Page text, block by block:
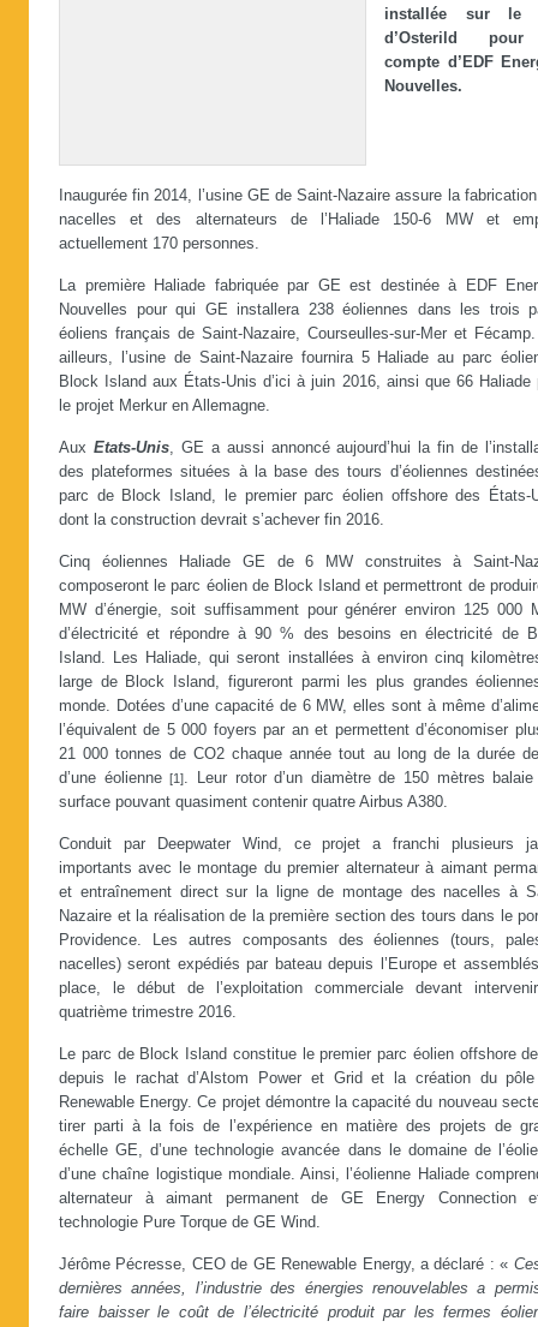
installée sur le
d’Osterild
compte d’EDF
Nouvelles.
Inaugurée fin 2014, l’usine GE de Saint-Nazaire assure la
nacelles et des alternateurs de l’Haliade 150-6 MW et
actuellement 170 personnes.
La première Haliade fabriquée par GE est destinée à EDF
Nouvelles pour qui GE installera 238 éoliennes dans les trois
éoliens français de Saint-Nazaire, Courseulles-sur-Mer et
ailleurs, l’usine de Saint-Nazaire fournira 5 Haliade au parc
Block Island aux États-Unis d’ici à juin 2016, ainsi que 66 Haliade
le projet Merkur en Allemagne.
Aux Etats-Unis, GE a aussi annoncé aujourd’hui la fin de
des plateformes situées à la base des tours d’éoliennes
parc de Block Island, le premier parc éolien offshore des États-
dont la construction devrait s’achever fin 2016.
Cinq éoliennes Haliade GE de 6 MW construites à Saint-
composeront le parc éolien de Block Island et permettront de
MW d’énergie, soit suffisamment pour générer environ 125 000
d’électricité et répondre à 90 % des besoins en électricité de
Island. Les Haliade, qui seront installées à environ cinq
large de Block Island, figureront parmi les plus grandes
monde. Dotées d’une capacité de 6 MW, elles sont à même
l’équivalent de 5 000 foyers par an et permettent d’économiser
21 000 tonnes de CO2 chaque année tout au long de la durée
d’une éolienne[1]. Leur rotor d’un diamètre de 150 mètres balaie
surface pouvant quasiment contenir quatre Airbus A380.
Conduit par Deepwater Wind, ce projet a franchi plusieurs
importants avec le montage du premier alternateur à aimant
et entraînement direct sur la ligne de montage des nacelles à
Nazaire et la réalisation de la première section des tours dans le
Providence. Les autres composants des éoliennes (tours,
nacelles) seront expédiés par bateau depuis l’Europe et
place, le début de l’exploitation commerciale devant
quatrième trimestre 2016.
Le parc de Block Island constitue le premier parc éolien offshore
depuis le rachat d’Alstom Power et Grid et la création du
Renewable Energy. Ce projet démontre la capacité du nouveau
tirer parti à la fois de l’expérience en matière des projets de
échelle GE, d’une technologie avancée dans le domaine de
d’une chaîne logistique mondiale. Ainsi, l’éolienne Haliade
alternateur à aimant permanent de GE Energy Connection
technologie Pure Torque de GE Wind.
Jérôme Pécresse, CEO de GE Renewable Energy, a déclaré : «
dernières années, l’industrie des énergies renouvelables a
faire baisser le coût de l’électricité produit par les fermes